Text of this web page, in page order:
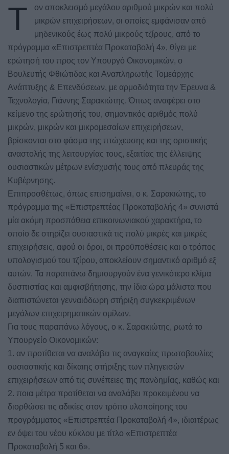
Τ
ον αποκλεισμό μεγάλου αριθμού μικρών και πολύ
μικρών επιχειρήσεων, οι οποίες εμφάνισαν από
μηδενικούς έως πολύ μικρούς τζίρους, από το
πρόγραμμα «Επιστρεπτέα Προκαταβολή 4», θίγει με
ερώτησή του προς τον Υπουργό Οικονομικών, ο
Βουλευτής Φθιώτιδας και Αναπληρωτής Τομεάρχης
Ανάπτυξης & Επενδύσεων, με αρμοδιότητα την Έρευνα &
Τεχνολογία, Γιάννης Σαρακιώτης. Όπως αναφέρει στο
κείμενο της ερώτησής του, σημαντικός αριθμός πολύ
μικρών, μικρών και μικρομεσαίων επιχειρήσεων,
βρίσκονται στο φάσμα της πτώχευσης και της οριστικής
αναστολής της λειτουργίας τους, εξαιτίας της έλλειψης
ουσιαστικών μέτρων ενίσχυσής τους από πλευράς της
Κυβέρνησης.
Επιπροσθέτως, όπως επισημαίνει, ο κ. Σαρακιώτης, το
πρόγραμμα της «Επιστρεπτέας Προκαταβολής 4» συνιστά
μία ακόμη προσπάθεια επικοινωνιακού χαρακτήρα, το
οποίο δε στηρίζει ουσιαστικά τις πολύ μικρές και μικρές
επιχειρήσεις, αφού οι όροι, οι προϋποθέσεις και ο τρόπος
υπολογισμού του τζίρου, αποκλείουν σημαντικό αριθμό εξ
αυτών. Τα παραπάνω δημιουργούν ένα γενικότερο κλίμα
δυσπιστίας και αμφισβήτησης, την ίδια ώρα μάλιστα που
διαπιστώνεται γενναιόδωρη στήριξη συγκεκριμένων
μεγάλων επιχειρηματικών ομίλων.
Για τους παραπάνω λόγους, ο κ. Σαρακιώτης, ρωτά το
Υπουργείο Οικονομικών:
1. αν προτίθεται να αναλάβει τις αναγκαίες πρωτοβουλίες
ουσιαστικής και δίκαιης στήριξης των πληγεισών
επιχειρήσεων από τις συνέπειες της πανδημίας, καθώς και
2. ποια μέτρα προτίθεται να αναλάβει προκειμένου να
διορθώσει τις αδικίες στον τρόπο υλοποίησης του
προγράμματος «Επιστρεπτέα Προκαταβολή 4», ιδιαιτέρως
εν όψει του νέου κύκλου με τίτλο «Επιστρεπτέα
Προκαταβολή 5 και 6».